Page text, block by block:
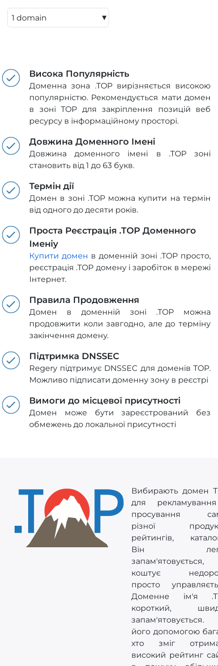
▾
Висока Популярність
Доменна зона .TOP вирізняється високою
популярністю. Рекомендується мати домен
в зоні TOP для закріплення позицій веб
ресурсу в інформаційному просторі.
Довжина Доменного Імені
Довжина доменного імені в .TOP зоні
становить від 1 до 63 букв.
Термін дії
Домен в зоні .TOP можна купити на термін
від одного до десяти років.
Проста Реєстрація .TOP Доменного
Іменіу
Купити домен в доменній зоні .TOP просто,
реєстрація .TOP домену і заробіток в мережі
Інтернет.
Правила Продовження
Домен в доменній зоні .TOP можна
продовжити коли завгодно, але до терміну
закінчення домену.
Підтримка DNSSEC
Regery підтримує DNSSEC для доменів TOP.
Можливо підписати доменну зону в реєстрі
Вимоги до місцевої присутності
Домен може бути зареєстрований без
обмежень до локальної присутності
Вибирають домен
для
просування
різної
рейтингів,
Він
запам'ятовується,
коштує
просто
Доменне ім'я
короткий,
його допомогою
хто зміг
високий рейтинг